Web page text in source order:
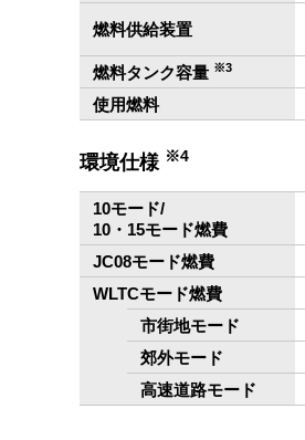
燃料供給装置
燃料タンク容量 ※3
使用燃料
環境仕様 ※4
10モード/
10・15モード燃費
JC08モード燃費
WLTCモード燃費
市街地モード
郊外モード
高速道路モード